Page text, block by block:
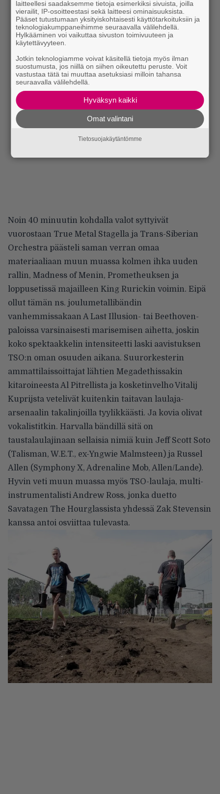
Noin 40 minuutin kohdalla valot syttyivät
vuorostaan True Metal Stagella ja Trans-Siberian
Orchestra päästeli saman verran omaa
materiaaliaan muun muassa kolmen ihka uuden
rallin, Madness of Menin, Prometheuksen ja
loppusetissä majailleen King Rurickin voimin. Eipä
ollut tämän ns. joulumetallibändin
vanhemmissakaan A Last Illusion- tai Beethoven-
paloissa varsinaisesti marisemisen aihetta, joskin
koko spektaakkelin intensiteetti laski aavistuksen
TSO:n oman osuuden aikana. Suurorkesterin
ammattilaissoittajat lähtien Megadethissakin
kitaroineesta Al Pitrellista ja kosketinvelho Vitalij
Kuprijsta vetelivät kuitenkin taitavan laulaja-
arsenaalin takalinjoilla tyylikkäästi. Ja kovia olivat
vokalistitkin. Harvalla bändillä sitä on
taustalaulajinaan sellaisia nimiä kuin Jeff Scott Soto
(Talisman, W.E.T., ex-Yngwie Malmsteen) ja Russel
Allen (Symphony X, Adrenaline Mob, Allen/Lande).
Hyvin veti muun muassa myös TSO-laulaja, multi-
instrumentalisti Andrew Ross, jonka duetto
Savatagen The Hourglassista yhdessä Zak Stevensin
kanssa antoi osviittaa tulevasta.
laitteellesi saadaksemme tietoja esimerkiksi sivuista, joilla
vierailit, IP-osoitteestasi sekä laitteesi ominaisuuksista.
Pääset tutustumaan yksityiskohtaisesti käyttötarkoituksiin ja
teknologiakumppaneihimme seuraavalla välilehdellä.
Hylkääminen voi vaikuttaa sivuston toimivuuteen ja
käytettävyyteen.
Jotkin teknologiamme voivat käsitellä tietoja myös ilman
suostumusta, jos niillä on siihen oikeutettu peruste. Voit
vastustaa tätä tai muuttaa asetuksiasi milloin tahansa
seuraavalla välilehdellä.
Hyväksyn kaikki
Omat valintani
Tietosuojakäytäntömme